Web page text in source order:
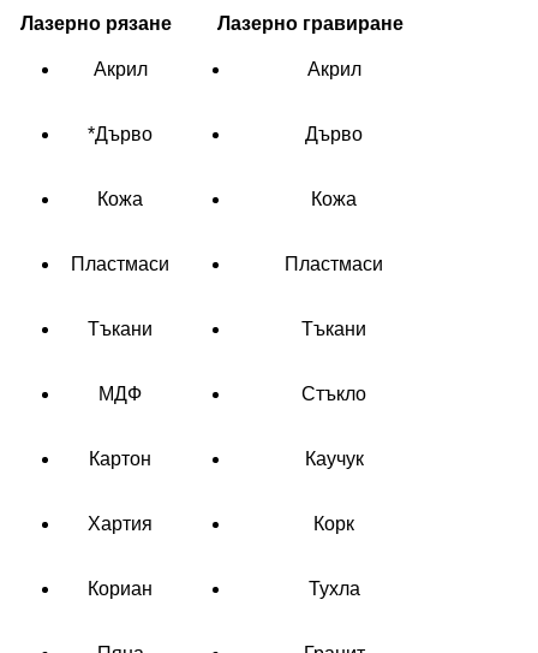
Лазерно рязане Лазерно гравиране
Акрил Акрил
*Дърво Дърво
Кожа Кожа
Пластмаси Пластмаси
Тъкани Тъкани
МДФ Стъкло
Картон Каучук
Хартия Корк
Кориан Тухла